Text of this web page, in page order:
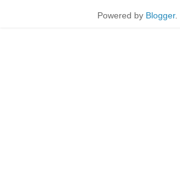
Powered by Blogger.